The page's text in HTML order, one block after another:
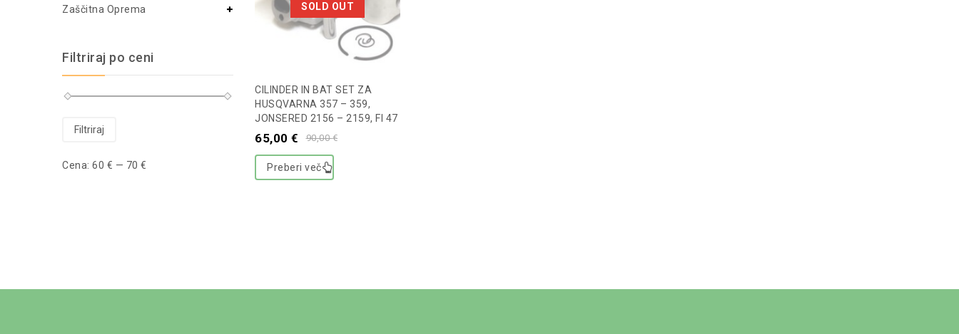
SOLD OUT
CILINDER IN BAT SET ZA
HUSQVARNA 357 – 359,
JONSERED 2156 – 2159, FI 47
90,00€
65,00 €
Preberi več
Zaščitna Oprema
Filtriraj po ceni
Filtriraj
Cena: 60 € — 70 €